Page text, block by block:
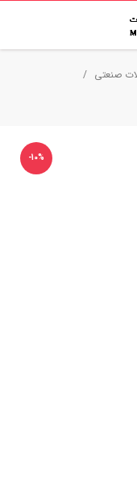
صنعتی
-10%